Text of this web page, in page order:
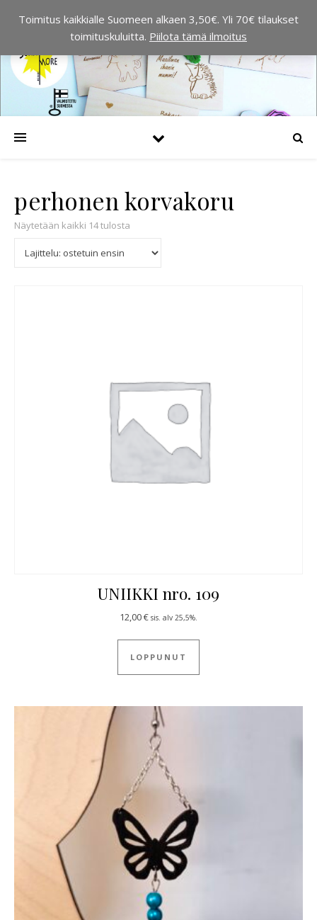
perhonen korvakoru
Näytetään kaikki 14 tulosta
UNIIKKI nro. 109
12,00€ sis. alv 25,5%.
LOPPUNUT
Toimitus kaikkialle Suomeen alkaen 3,50€. Yli 70€ tilaukset
toimituskuluitta. Piilota tämä ilmoitus